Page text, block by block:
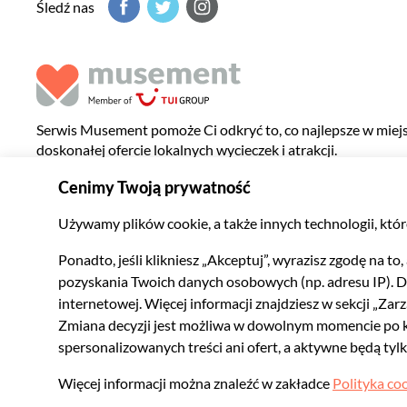
Śledź nas
Serwis Musement pomoże Ci odkryć to, co najlepsze w
doskonałej ofercie lokalnych wycieczek i atrakcji.